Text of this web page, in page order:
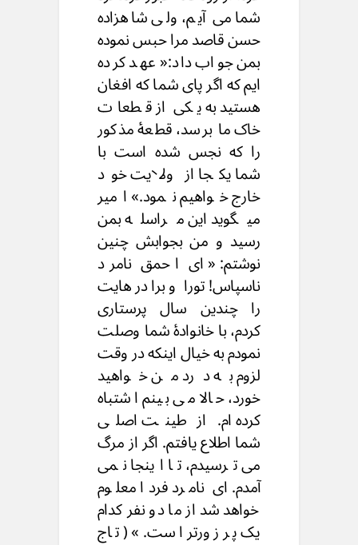
شما می آیم، ولی شاهزاده
حسن قاصد مرا حبس نموده
بمن جواب داد:« عهد کرده
ایم که اگر پای شما که افغان
هستید به یکی از قطعات
خاک ما برسد، قطعۀ مذکور
را که نجس شده است با
شما یکجا از ولایت خود
خارج خواهیم نمود.» امیر
میگوید این مراسله بمن
رسید و من بجوابش چنین
نوشتم: « ای احمق نامرد
ناسپاس! تورا و برادرهایت
را چندین سال پرستاری
کردم، با خانوادۀ شما وصلت
نمودم به خیال اینکه در وقت
لزوم به درد من خواهید
خورد، حالا می بینم اشتباه
کرده ام. از طینت اصلی
شما اطلاع یافتم. اگر از مرگ
می ترسیدم، تا اینجا نمی
آمدم. ای نامرد فردا معلوم
خواهد شد از ما دو نفر کدام
یک پر زورتر است. »( تاج